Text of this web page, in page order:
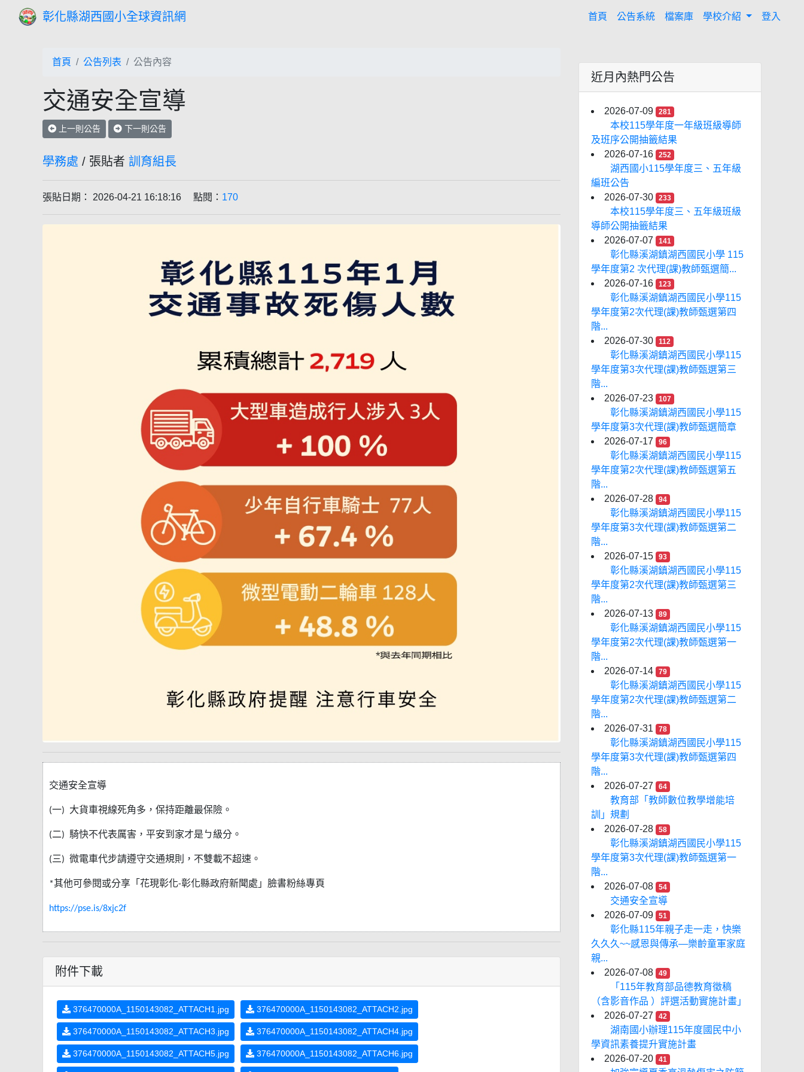
彰化縣湖西國小全球資訊網 首頁 (current)
公告系統 檔案庫 學校介紹 登入
首頁 公告列表 公告內容
交通安全宣導
上一則公告 下一則公告
學務處 / 張貼者 訓育組長
張貼日期： 2026-04-21 16:18:16 點閱： 170
交通安全宣導
(一) 大貨車視線死角多，保持距離最保險。
(二) 騎快不代表厲害，平安到家才是ㄅ級分。
(三) 微電車代步請遵守交通規則，不雙載不超速。
*其他可參閱或分享「花現彰化-彰化縣政府新聞處」臉書粉絲專頁
https://pse.is/8xjc2f
附件下載
376470000A_1150143082_ATTACH1.jpg 376470000A_1150143082_ATTACH2.jpg
376470000A_1150143082_ATTACH3.jpg 376470000A_1150143082_ATTACH4.jpg
376470000A_1150143082_ATTACH5.jpg 376470000A_1150143082_ATTACH6.jpg
近月內熱門公告
2026-07-09 281
本校115學年度一年級班級導師
及班序公開抽籤結果
2026-07-16
252
湖西國小115學年度三、五年級
編班公告
2026-07-30
233
本校115學年度三、五年級班級
導師公開抽籤結果
2026-07-07
141
彰化縣溪湖鎮湖西國民小學 115
學年度第2 次代理(課)教師甄選簡...
2026-07-16
123
彰化縣溪湖鎮湖西國民小學115
學年度第2次代理(課)教師甄選第四
階...
2026-07-30
112
彰化縣溪湖鎮湖西國民小學115
學年度第3次代理(課)教師甄選第三
階...
2026-07-23
107
彰化縣溪湖鎮湖西國民小學115
學年度第3次代理(課)教師甄選簡章
2026-07-17
96
彰化縣溪湖鎮湖西國民小學115
學年度第2次代理(課)教師甄選第五
階...
2026-07-28
94
彰化縣溪湖鎮湖西國民小學115
學年度第3次代理(課)教師甄選第二
階...
2026-07-15
93
彰化縣溪湖鎮湖西國民小學115
學年度第2次代理(課)教師甄選第三
階...
2026-07-13
89
彰化縣溪湖鎮湖西國民小學115
學年度第2次代理(課)教師甄選第一
階...
2026-07-14
79
彰化縣溪湖鎮湖西國民小學115
學年度第2次代理(課)教師甄選第二
階...
2026-07-31
78
彰化縣溪湖鎮湖西國民小學115
學年度第3次代理(課)教師甄選第四
階...
2026-07-27
64
教育部「教師數位教學增能培
訓」規劃
2026-07-28
58
彰化縣溪湖鎮湖西國民小學115
學年度第3次代理(課)教師甄選第一
階...
2026-07-08
54
交通安全宣導
2026-07-09
51
彰化縣115年親子走一走，快樂
久久久~~感恩與傳承—樂齡童軍家庭
親...
2026-07-08
49
「115年教育部品德教育徵稿
（含影音作品 ）評選活動實施計畫」
2026-07-27
42
湖南國小辦理115年度國民中小
學資訊素養提升實施計畫
2026-07-20
41